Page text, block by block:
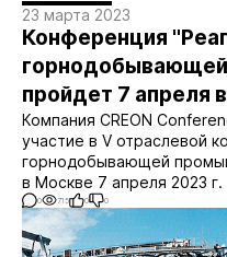
23 марта 2023
Конференция
пройдет 7 апреля
Компания CREON
участие в V отраслевой
горнодобывающей
в Москве 7 апреля 2023 г.
0 715 0 0